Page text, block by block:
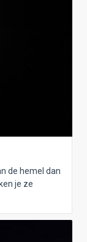
de hemel dan
je ze